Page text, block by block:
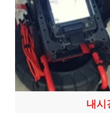
내시